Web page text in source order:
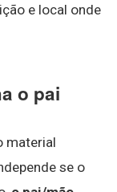
e local onde
o pai
material
se o